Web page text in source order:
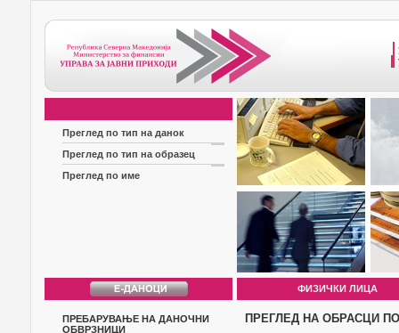
Преглед по тип на данок
Преглед по тип на образец
Преглед по име
ФИЗИЧКИ ЛИЦА
ПРЕБАРУВАЊЕ НА ДАНОЧНИ
ОБВРЗНИЦИ
ПРЕГЛЕД НА ОБРАСЦИ